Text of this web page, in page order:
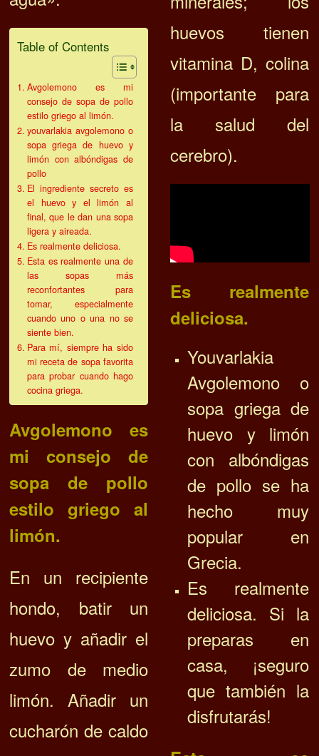
Table of Contents
Avgolemono es mi
consejo de sopa de pollo
estilo griego al limón.
youvarlakia avgolemono o
sopa griega de huevo y
limón con albóndigas de
pollo
El ingrediente secreto es
el huevo y el limón al
final, que le dan una sopa
ligera y aireada.
Es realmente deliciosa.
Esta es realmente una de
las sopas más
reconfortantes para
tomar, especialmente
cuando uno o una no se
siente bien.
Para mí, siempre ha sido
mi receta de sopa favorita
para probar cuando hago
cocina griega.
Avgolemono es
mi consejo de
sopa de pollo
estilo griego al
limón.
En un recipiente
hondo, batir un
huevo y añadir el
zumo de medio
limón. Añadir un
cucharón de caldo
huevos tienen
vitamina D, colina
(importante para
la salud del
cerebro).
Es realmente
deliciosa.
Youvarlakia
Avgolemono o
sopa griega de
huevo y limón
con albóndigas
de pollo se ha
hecho muy
popular en
Grecia.
Es realmente
deliciosa. Si la
preparas en
casa, ¡seguro
que también la
disfrutarás!